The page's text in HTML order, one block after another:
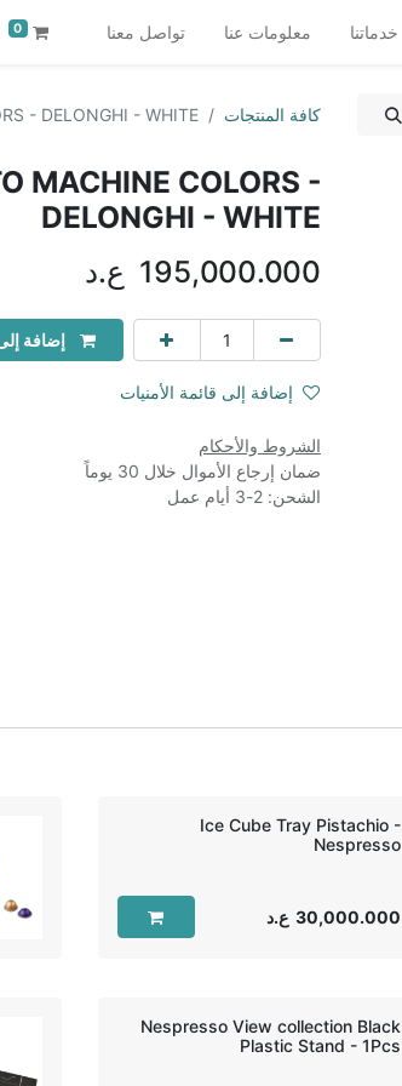
خدماتنا معلومات عنا تواصل معنا 0
كافة المنتجات - DELONGHI - WHITE
MACHINE COLORS -
DELONGHI - WHITE
195,000.000 ع.د
إضافة
إضافة إلى قائمة الأمنيات
الشروط والأحكام
ضمان إرجاع الأموال خلال 30 يوماً
الشحن: 2-3 أيام عمل
Ice Cube Tray Pistachio -
Nespresso
30,000.000 ع.د
Nespresso View collection Black
Plastic Stand - 1Pcs